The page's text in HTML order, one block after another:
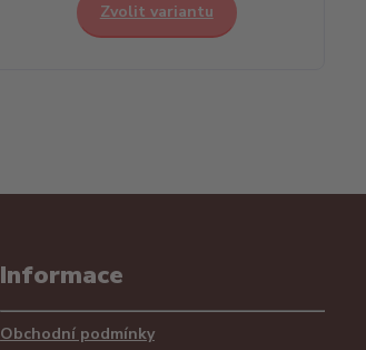
Zvolit variantu
Informace
Obchodní podmínky